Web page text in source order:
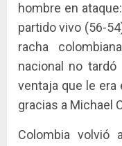
hombre en
partido vivo (56-
racha
nacional no
ventaja que le
gracias a Michael
Colombia